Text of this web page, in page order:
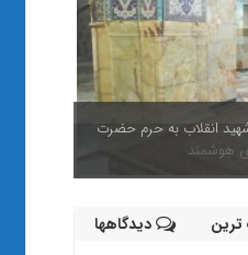
هوشمند
دیدگاهها